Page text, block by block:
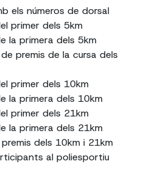
els números de dorsal
primer dels 5km
la primera dels 5km
premis de la cursa dels
primer dels 10km
la primera dels 10km
primer dels 21km
la primera dels 21km
dels 10km i 21km
al poliesportiu